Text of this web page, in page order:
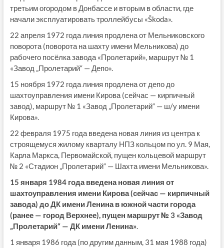
третьим огородом в Донбассе и вторым в области, где
начали эксплуатировать троллейбусы «Škoda».
22 апреля 1972 года линия продлена от Мельниковского
поворота (поворота на шахту имени Мельникова) до
рабочего посёлка завода «Пролетарий», маршрут № 1
«Завод „Пролетарий“ — Депо».
15 ноября 1972 года линия продлена от депо до
шахтоуправления имени Кирова (сейчас — кирпичный
завод), маршрут № 1 «Завод „Пролетарий“ — ш/у имени
Кирова».
22 февраля 1975 года введена новая линия из центра к
строящемуся жилому кварталу НПЗ кольцом по ул. 9 Мая,
Карла Маркса, Первомайской, пущен кольцевой маршрут
№ 2 «Стадион „Пролетарий“ — Шахта имени Мельникова».
15 января 1984 года введена новая линия от
шахтоуправления имени Кирова (сейчас — кирпичный
завода) до ДК имени Ленина в южной части города
(ранее — город Верхнее), пущен маршрут № 3 «Завод
„Пролетарий“ — ДК имени Ленина».
1 января 1986 года (по другим данным, 31 мая 1988 года)